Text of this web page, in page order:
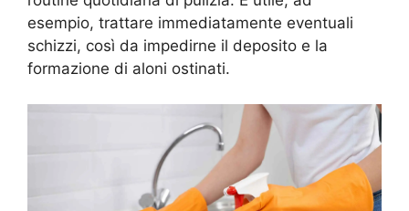
esempio, trattare immediatamente eventuali
schizzi, così da impedirne il deposito e la
formazione di aloni ostinati.